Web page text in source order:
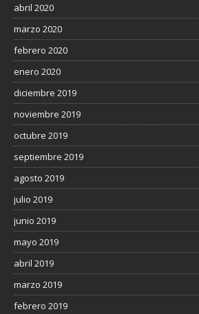
abril 2020
marzo 2020
febrero 2020
enero 2020
diciembre 2019
noviembre 2019
octubre 2019
septiembre 2019
agosto 2019
julio 2019
junio 2019
mayo 2019
abril 2019
marzo 2019
febrero 2019